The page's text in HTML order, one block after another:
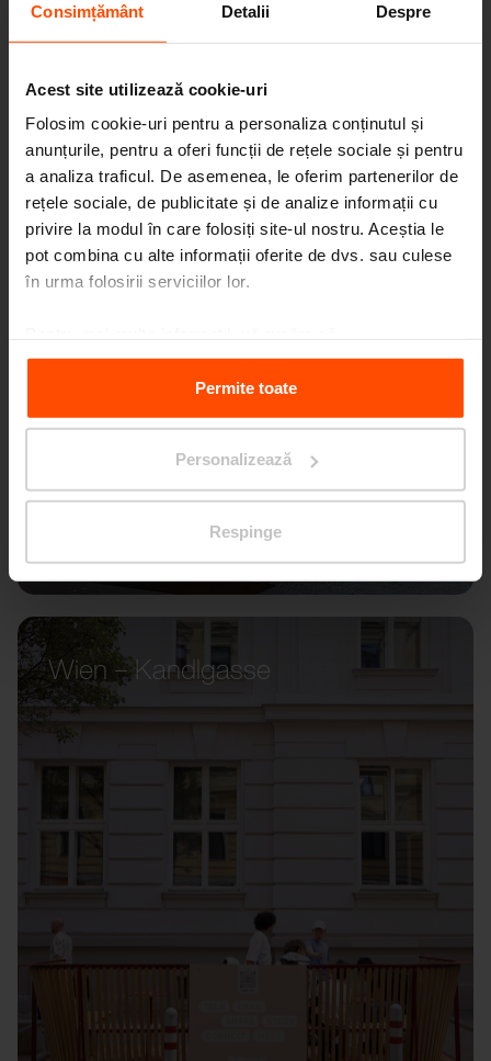
Consimțământ Detalii Despre
Acest site utilizează cookie-uri
Folosim cookie-uri pentru a personaliza conținutul și
anunțurile, pentru a oferi funcții de rețele sociale și pentru
a analiza traficul. De asemenea, le oferim partenerilor de
rețele sociale, de publicitate și de analize informații cu
privire la modul în care folosiți site-ul nostru. Aceștia le
pot combina cu alte informații oferite de dvs. sau culese
în urma folosirii serviciilor lor.
vizitațiPrinciples Relating to the Processing Personal
Permite toate
Personalizează
Respinge
Seattle – Popup park
Wien – Kandlgasse